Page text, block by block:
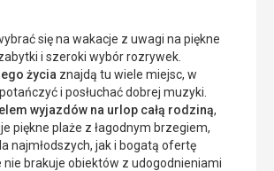
się na wakacje z uwagi na piękne
i szeroki wybór rozrywek.
życia znajdą tu wiele miejsc, w
i posłuchać dobrej muzyki.
wyjazdów na urlop całą rodziną,
piękne plaże z łagodnym brzegiem,
najmłodszych, jak i bogatą ofertę
nie brakuje obiektów z udogodnieniami